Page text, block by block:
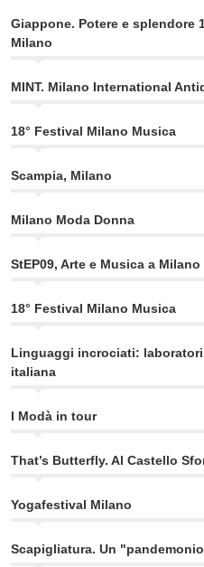
Giappone. Potere e splendore
Milano
MINT. Milano International
18° Festival Milano Musica
Scampia, Milano
Milano Moda Donna
StEP09, Arte e Musica a Milano
18° Festival Milano Musica
Linguaggi incrociati:
italiana
I Modà in tour
That’s Butterfly. Al Castello
Yogafestival Milano
Scapigliatura. Un